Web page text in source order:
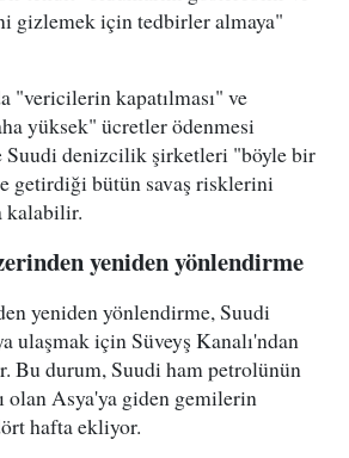
gizlemek için tedbirler almaya"
"vericilerin kapatılması" ve
yüksek" ücretler ödenmesi
Suudi denizcilik şirketleri "böyle bir
getirdiği bütün savaş risklerini
kalabilir.
yeniden yönlendirme
yeniden yönlendirme, Suudi
ulaşmak için Süveyş Kanalı'ndan
Bu durum, Suudi ham petrolünün
olan Asya'ya giden gemilerin
hafta ekliyor.